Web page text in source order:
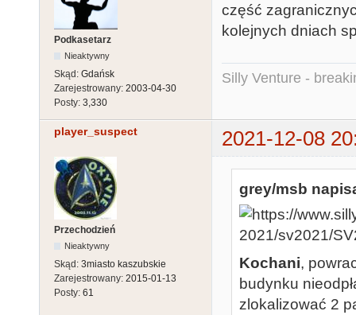
Podkasetarz
Nieaktywny
Skąd: Gdańsk
Zarejestrowany: 2003-04-30
Posty: 3,330
część
kolejnych dniach
Silly Venture -
player_suspect 2021-12-08
Przechodzień
Nieaktywny
Skąd: 3miasto kaszubskie
Zarejestrowany: 2015-01-13
Posty: 61
grey/msb
Kochani,
budynku
zlokalizować 2